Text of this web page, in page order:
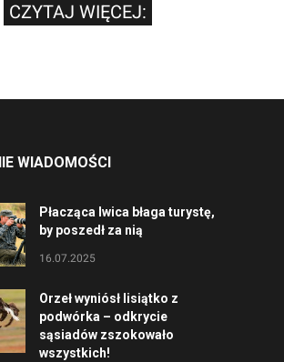
CZYTAJ WIĘCEJ:
WIADOMOŚCI
Płacząca lwica błaga turystę,
by poszedł za nią
16.07.2025
Orzeł wyniósł lisiątko z
podwórka – odkrycie
sąsiadów zszokowało
wszystkich!